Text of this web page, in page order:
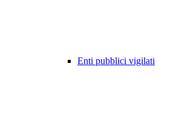
Enti pubblici vigilati